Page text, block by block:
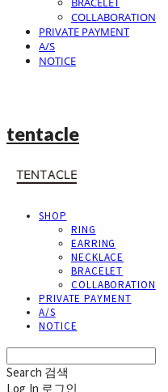
COLLABORATION
PRIVATE PAYMENT
A/S
NOTICE
tentacle
SHOP
RING
EARRING
NECKLACE
BRACELET
COLLABORATION
PRIVATE PAYMENT
A/S
NOTICE
Search 검색
Log In 로그인